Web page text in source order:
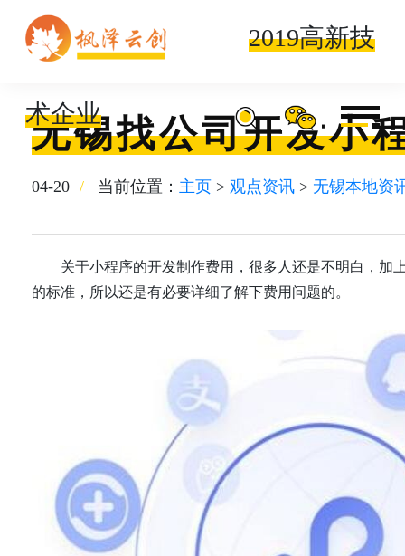
2019高新技
术企业
无锡找公司开发小
04-20 当前位置： 主页 >观点资讯 > 无锡本地资
关于小程序的开发制作费用，很多人还是不明白，加
的标准，所以还是有必要详细了解下费用问题的。